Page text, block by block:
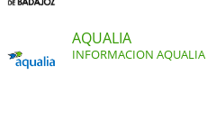
AQUALIA
INFORMACION AQUALIA